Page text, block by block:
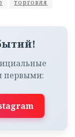
торговля
первыми: